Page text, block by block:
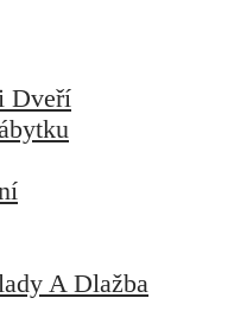
Dveří
A Dlažba